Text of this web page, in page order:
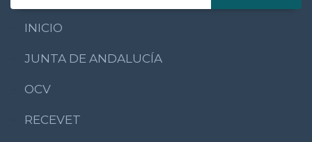
INICIO
JUNTA DE ANDALUCÍA
OCV
RECEVET